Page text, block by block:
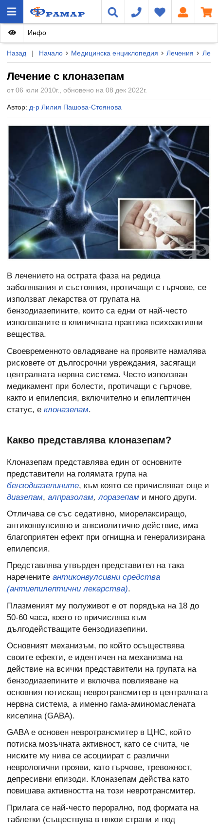
Назад | Начало Медицинска енциклопедия Лечения
Лечение с клоназепам
от 06 юли 2010г., обновено на 08 дек 2022г.
Автор: д-р Лилия Пашова-Стоянова
Инфо
В лечението на острата фаза на редица
заболявания и състояния, протичащи с гърчове, се
използват лекарства от групата на
бензодиазепините, които са едни от най-често
използваните в клиничната практика психоактивни
вещества.
Своевременното овладяване на проявите намалява
рисковете от дългосрочни увреждания, засягащи
централната нервна система. Често използван
медикамент при болести, протичащи с гърчове,
както и епилепсия, включително и епилептичен
статус, е клоназепам.
Какво представлява клоназепам?
Клоназепам представлява един от основните
представители на голямата група на
бензодиазепините, към която се причисляват още и
диазепам, алпразолам, лоразепам и много други.
Отличава се със седативно, миорелаксиращо,
антиконвулсивно и анксиолитично действие, има
благоприятен ефект при огнищна и генерализирана
епилепсия.
Представлява утвърден представител на така
наречените антиконвулсивни средства
(антиепилептични лекарства).
Плазменият му полуживот е от порядъка на 18 до
50-60 часа, което го причислява към
дългодействащите бензодиазепини.
Основният механизъм, по който осъществява
своите ефекти, е идентичен на механизма на
действие на всички представители на групата на
бензодиазепините и включва повлияване на
основния потискащ невротрансмитер в централната
нервна система, а именно гама-аминомаслената
киселина (GABA).
GABA е основен невротрансмитер в ЦНС, който
потиска мозъчната активност, като се счита, че
ниските му нива се асоциират с различни
неврологични прояви, като гърчове, тревожност,
депресивни епизоди. Клоназепам действа като
повишава активността на този невротрансмитер.
Прилага се най-често перорално, под формата на
таблетки (съществува в някои страни и под